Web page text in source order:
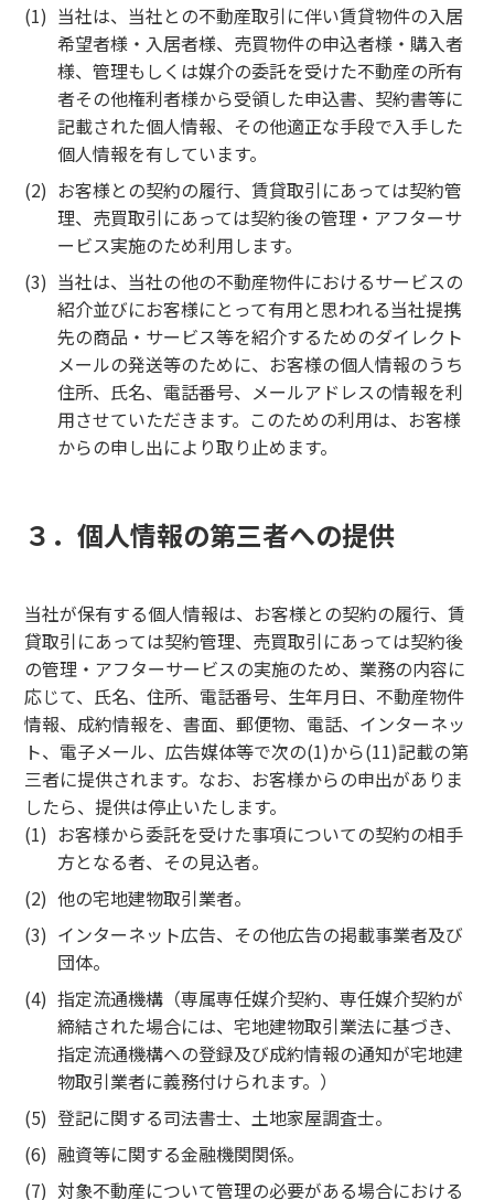
当社は、当社との不動産取引に伴い賃貸物件の入居
希望者様・入居者様、売買物件の申込者様・購入者
様、管理もしくは媒介の委託を受けた不動産の所有
者その他権利者様から受領した申込書、契約書等に
記載された個人情報、その他適正な手段で入手した
個人情報を有しています。
お客様との契約の履行、賃貸取引にあっては契約管
理、売買取引にあっては契約後の管理・アフターサ
ービス実施のため利用します。
当社は、当社の他の不動産物件におけるサービスの
紹介並びにお客様にとって有用と思われる当社提携
先の商品・サービス等を紹介するためのダイレクト
メールの発送等のために、お客様の個人情報のうち
住所、氏名、電話番号、メールアドレスの情報を利
用させていただきます。このための利用は、お客様
からの申し出により取り止めます。
３．個人情報の第三者への提供
当社が保有する個人情報は、お客様との契約の履行、賃
貸取引にあっては契約管理、売買取引にあっては契約後
の管理・アフターサービスの実施のため、業務の内容に
応じて、氏名、住所、電話番号、生年月日、不動産物件
情報、成約情報を、書面、郵便物、電話、インターネッ
ト、電子メール、広告媒体等で次の(1)から(11)記載の第
三者に提供されます。なお、お客様からの申出がありま
したら、提供は停止いたします。
お客様から委託を受けた事項についての契約の相手
方となる者、その見込者。
他の宅地建物取引業者。
インターネット広告、その他広告の掲載事業者及び
団体。
指定流通機構（専属専任媒介契約、専任媒介契約が
締結された場合には、宅地建物取引業法に基づき、
指定流通機構への登録及び成約情報の通知が宅地建
物取引業者に義務付けられます。）
登記に関する司法書士、土地家屋調査士。
融資等に関する金融機関関係。
対象不動産について管理の必要がある場合における